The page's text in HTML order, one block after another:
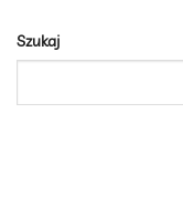
Szukaj